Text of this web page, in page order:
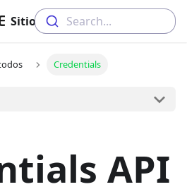
Sitio de desarrolladores
Search...
Credentials
API